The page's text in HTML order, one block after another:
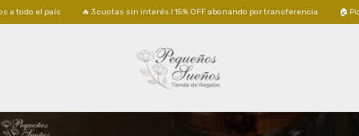
🔥 3 cuotas sin interés I 15% OFF abonando por transferencia 🏠 Pick up GRATIS